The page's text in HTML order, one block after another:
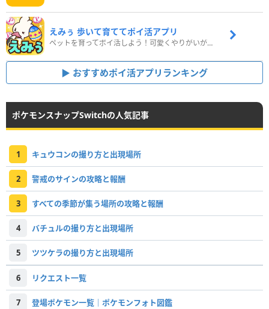
えみぅ 歩いて育ててポイ活アプリ
ペットを育ってポイ活しよう！可愛くやりがいがある新感覚アプリ
おすすめポイ活アプリランキング
ポケモンスナップSwitchの人気記事
1 キュウコンの撮り方と出現場所
2 警戒のサインの攻略と報酬
3 すべての季節が集う場所の攻略と報酬
4 バチュルの撮り方と出現場所
5 ツツケラの撮り方と出現場所
6 リクエスト一覧
7 登場ポケモン一覧｜ポケモンフォト図鑑